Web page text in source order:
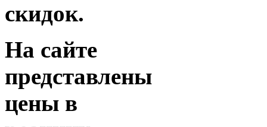
скидок.
На сайте
представлены
цены в